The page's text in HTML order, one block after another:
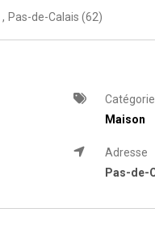
, Pas-de-Calais (62)
Catégorie
Maison
Adresse
Pas-de-